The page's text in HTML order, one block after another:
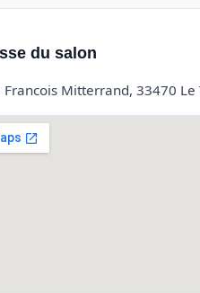
du salon
Francois Mitterrand, 33470 Le